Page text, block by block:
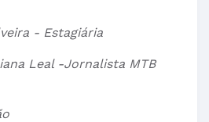
- Estagiária
Leal -Jornalista MTB